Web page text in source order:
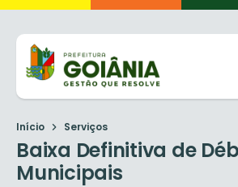
Início Serviços
Baixa Definitiva de
Municipais